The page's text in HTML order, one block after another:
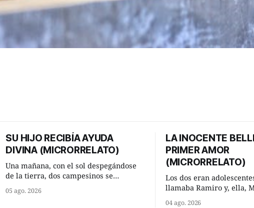
SU HIJO RECIBÍA AYUDA
DIVINA (MICRORRELATO)
Una mañana, con el sol despegándose
de la tierra, dos campesinos se
detuvieron un momento a hablar. —
05 ago. 2026
LA INOCENTE
PRIMER AMOR
(MICRORRELATO)
Los dos eran
llamaba Ramiro y, ella,
04 ago. 2026